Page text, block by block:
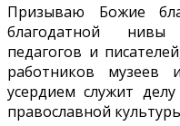
Призываю Божие
благодатной нивы
педагогов и
работников
усердием служит
православной